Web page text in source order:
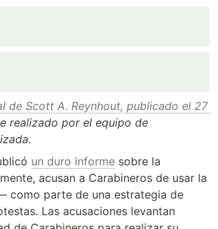
de Scott A. Reynhout, publicado el 27
realizado por el equipo de
un duro informe sobre la
acusan a Carabineros de usar la
como parte de una estrategia de
Las acusaciones levantan